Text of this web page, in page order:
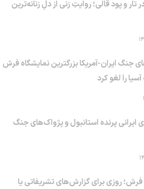
تار و پود قالی؛ روایتِ زنی از دلِ زنانه‌ترین
جنگ ایران-آمریکا بزرگترین نمایشگاه فرش
را لغو کرد
پرنده استانبول و پژواک‌های جنگ
روزی برای گزارش‌های تشریفاتی یا